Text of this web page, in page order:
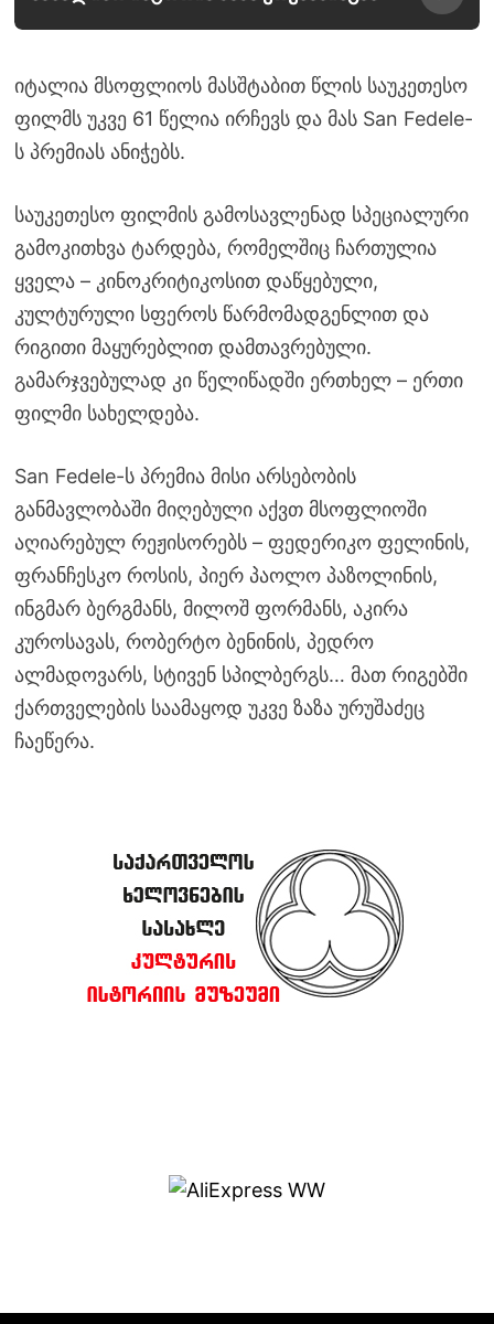
იტალია მსოფლიოს მასშტაბით წლის საუკეთესო
ფილმს უკვე 61 წელია ირჩევს და მას San Fedele-
ს პრემიას ანიჭებს.
საუკეთესო ფილმის გამოსავლენად სპეციალური
გამოკითხვა ტარდება, რომელშიც ჩართულია
ყველა – კინოკრიტიკოსით დაწყებული,
კულტურული სფეროს წარმომადგენლით და
რიგითი მაყურებლით დამთავრებული.
გამარჯვებულად კი წელიწადში ერთხელ – ერთი
ფილმი სახელდება.
San Fedele-ს პრემია მისი არსებობის
განმავლობაში მიღებული აქვთ მსოფლიოში
აღიარებულ რეჟისორებს – ფედერიკო ფელინის,
ფრანჩესკო როსის, პიერ პაოლო პაზოლინის,
ინგმარ ბერგმანს, მილოშ ფორმანს, აკირა
კუროსავას, რობერტო ბენინის, პედრო
ალმადოვარს, სტივენ სპილბერგს… მათ რიგებში
ქართველების საამაყოდ უკვე ზაზა ურუშაძეც
ჩაეწერა.